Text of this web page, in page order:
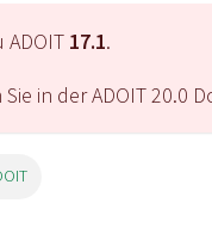
17.1.
in der ADOIT20.0